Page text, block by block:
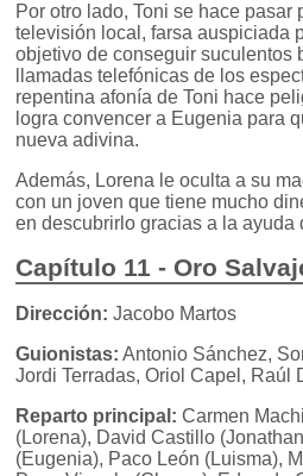
Por otro lado, Toni se hace pasar
televisión local, farsa auspiciada
objetivo de conseguir suculentos
llamadas telefónicas de los
repentina afonía de Toni hace
logra convencer a Eugenia para
nueva adivina.
Además, Lorena le oculta a su
con un joven que tiene mucho
en descubrirlo gracias a la ayuda
Capítulo 11 - Oro
Dirección: Jacobo Martos
Guionistas: Antonio Sánchez,
Jordi Terradas, Oriol Capel, Raúl
Reparto principal: Carmen
(Lorena), David Castillo
(Eugenia), Paco León (Luisma),